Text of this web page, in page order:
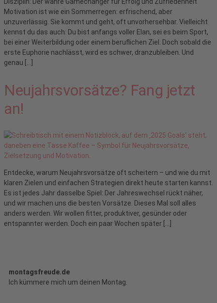
Disziplin: Der wahre Gamechanger für Erfolg und Zufriedenheit
Motivation ist wie ein Sommerregen: erfrischend, aber
unzuverlässig. Sie kommt und geht, oft unvorhersehbar. Vielleicht
kennst du das auch: Du bist anfangs voller Elan, sei es beim Sport,
bei einer Weiterbildung oder einem beruflichen Ziel. Doch sobald die
erste Euphorie nachlässt, wird es schwer, dranzubleiben. Und
genau […]
Neujahrsvorsätze? Fang jetzt
an!
Entdecke, warum Neujahrsvorsätze oft scheitern – und wie du mit
klaren Zielen und einfachen Strategien direkt heute starten kannst.
Es ist jedes Jahr dasselbe Spiel: Der Jahreswechsel rückt näher,
und wir machen uns die besten Vorsätze. Dieses Mal soll alles
anders werden. Wir wollen fitter, produktiver, gesünder oder
entspannter werden. Doch ein paar Wochen später […]
montagsfreude.de
Ich kümmere mich um deinen Montag.